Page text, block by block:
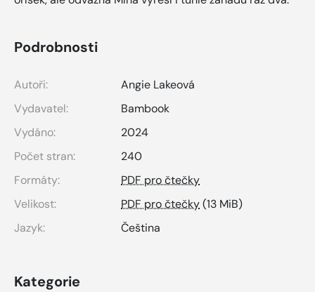
Podrobnosti
Autoři:
Angie Lakeová
Vydavatel:
Bambook
Vydáno:
2024
Počet stran:
240
Formáty:
PDF pro čtečky
Velikost:
PDF pro čtečky(13 MiB)
Jazyk:
Čeština
Kategorie